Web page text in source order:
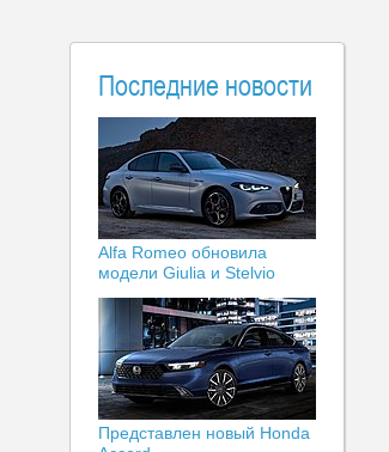
Последние новости
Alfa Romeo обновила
модели Giulia и Stelvio
Представлен новый Honda